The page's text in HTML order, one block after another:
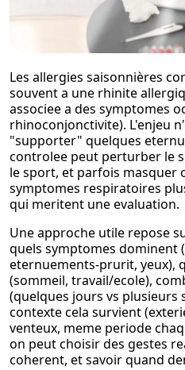
Les allergies saisonnières
souvent a une rhinite
associee a des symptomes
rhinoconjonctivite). L'enjeu
"supporter" quelques
controlee peut perturber le
le sport, et parfois masquer
symptomes respiratoires
qui meritent une evaluation.
Une approche utile repose
quels symptomes dominent
eternuements-prurit, yeux),
(sommeil, travail/ecole),
(quelques jours vs plusieurs
contexte cela survient
venteux, meme periode
on peut choisir des gestes
coherent, et savoir quand